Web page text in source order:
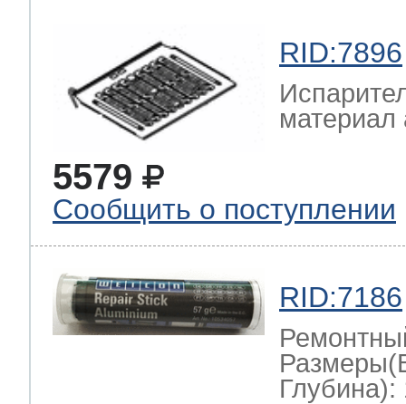
RID:7896
5579
Сообщить о поступлении
RID:7186
Глубина):